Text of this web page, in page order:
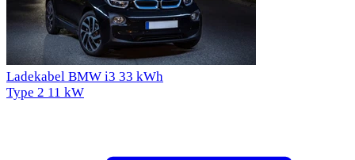
Ladekabel BMW i3 33 kWh
Type 2 11 kW